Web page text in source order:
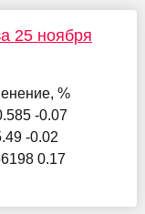
25 ноября
%
-0.07
-0.02
0.17